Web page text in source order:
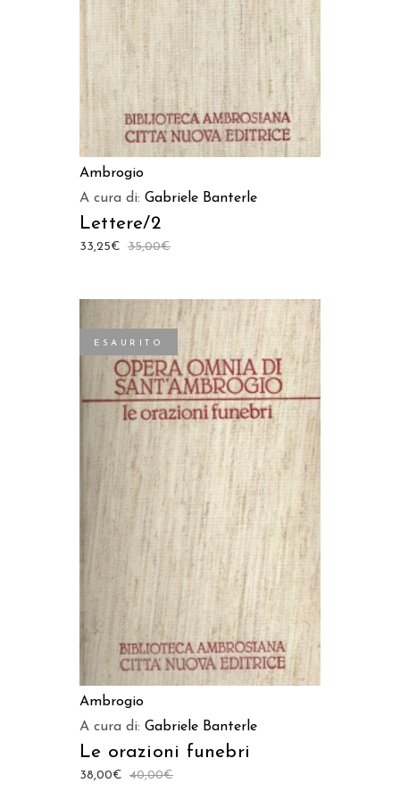
Ambrogio
A cura di: Gabriele Banterle
Lettere/2
35,00€
33,25€
ESAURITO
LEGGI TUTTO
Ambrogio
A cura di: Gabriele Banterle
Le orazioni funebri
40,00€
38,00€